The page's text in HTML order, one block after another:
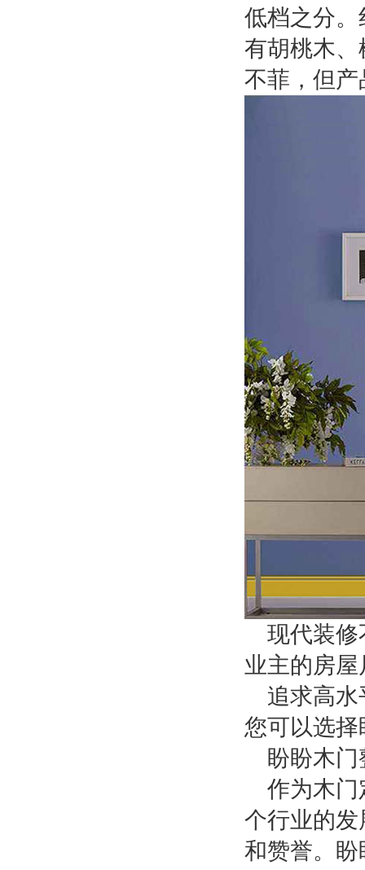
低档之分
有胡桃木
不菲，但
现代装修
业主的房
追求高
您可以选
盼盼木
作为木门
个行业的
和赞誉。